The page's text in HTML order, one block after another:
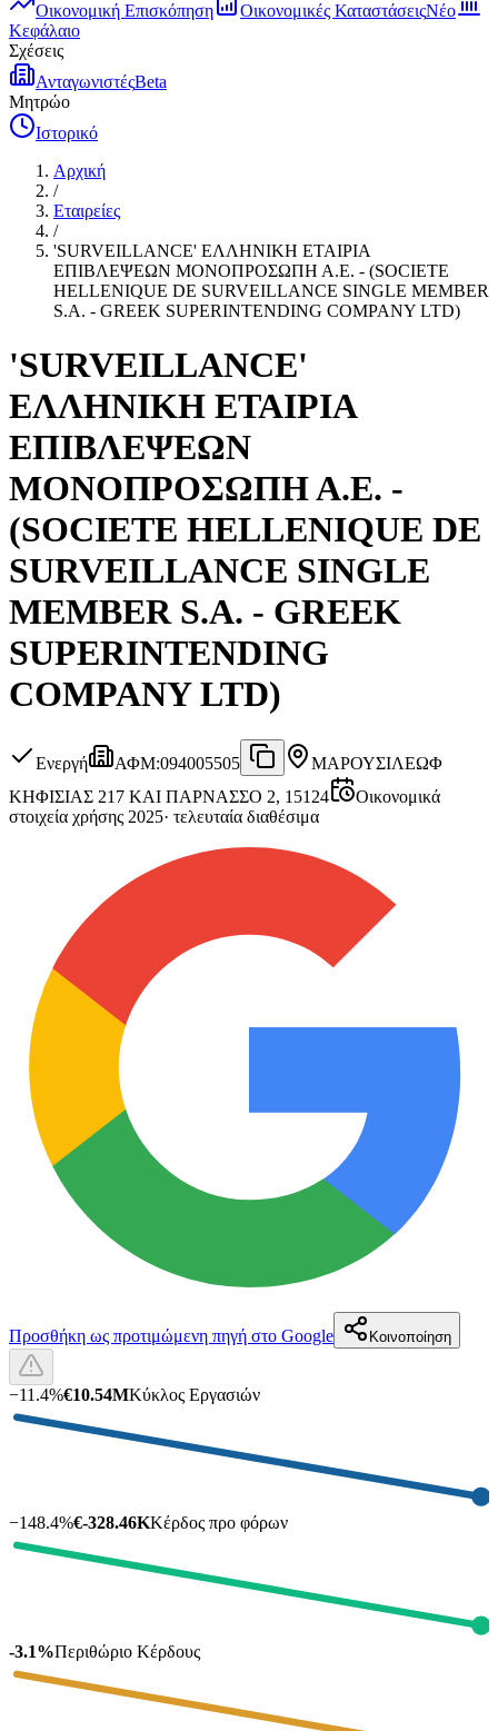
Οικονομική Επισκόπηση
Οικονομικές ΚαταστάσειςΝέο
Κεφάλαιο
Σχέσεις
ΑνταγωνιστέςBeta
Μητρώο
Ιστορικό
Αρχική
/
Εταιρείες
/
'SURVEILLANCE' ΕΛΛΗΝΙΚΗ ΕΤΑΙΡΙΑ
ΕΠΙΒΛΕΨΕΩΝ ΜΟΝΟΠΡΟΣΩΠΗ Α.Ε. - (SOCIETE
HELLENIQUE DE SURVEILLANCE SINGLE MEMBER
S.A. - GREEK SUPERINTENDING COMPANY LTD)
'SURVEILLANCE'
ΕΛΛΗΝΙΚΗ ΕΤΑΙΡΙΑ
ΕΠΙΒΛΕΨΕΩΝ
ΜΟΝΟΠΡΟΣΩΠΗ Α.Ε. -
(SOCIETE HELLENIQUE DE
SURVEILLANCE SINGLE
MEMBER S.A. - GREEK
SUPERINTENDING
COMPANY LTD)
Ενεργή ΑΦΜ:094005505 ΜΑΡΟΥΣΙΛΕΩΦ
ΚΗΦΙΣΙΑΣ 217 ΚΑΙ ΠΑΡΝΑΣΣΟ 2, 15124
Οικονομικά
στοιχεία χρήσης 2025· τελευταία διαθέσιμα
Προσθήκη ως προτιμώμενη πηγή στο Google Κοινοποίηση
−11.4%€10.54MΚύκλος Εργασιών
−148.4%€-328.46KΚέρδος προ φόρων
-3.1%Περιθώριο Κέρδους